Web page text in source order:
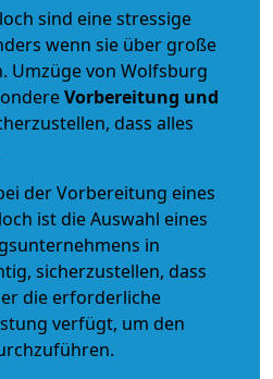
sind eine stressige
wenn sie über große
Umzüge von Wolfsburg
Vorbereitung und
dass alles
der Vorbereitung eines
ist die Auswahl eines
in
sicherzustellen, dass
die erforderliche
verfügt, um den